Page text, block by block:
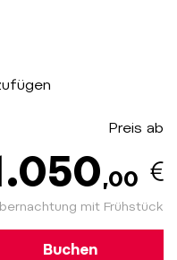
Preis ab
,00
mit Frühstück
Buchen